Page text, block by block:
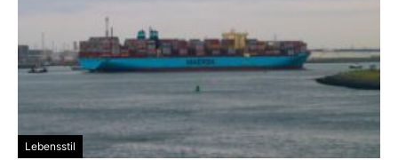
Lebensstil